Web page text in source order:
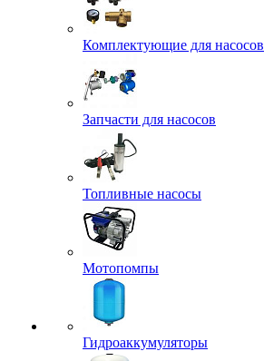
Комплектующие для насосов
Запчасти для насосов
Топливные насосы
Мотопомпы
Гидроаккумуляторы